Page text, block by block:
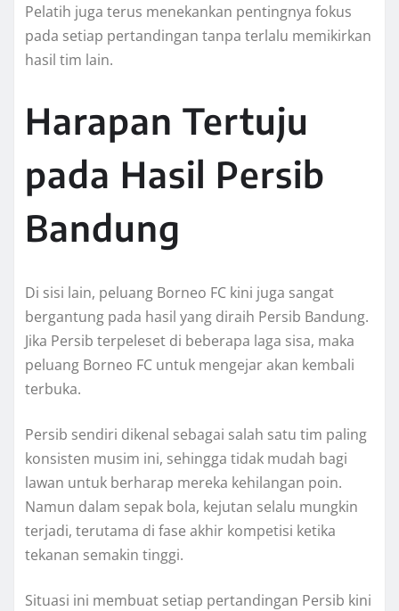
Pelatih juga terus menekankan pentingnya fokus
pada setiap pertandingan tanpa terlalu memikirkan
hasil tim lain.
Harapan Tertuju
pada Hasil Persib
Bandung
Di sisi lain, peluang Borneo FC kini juga sangat
bergantung pada hasil yang diraih Persib Bandung.
Jika Persib terpeleset di beberapa laga sisa, maka
peluang Borneo FC untuk mengejar akan kembali
terbuka.
Persib sendiri dikenal sebagai salah satu tim paling
konsisten musim ini, sehingga tidak mudah bagi
lawan untuk berharap mereka kehilangan poin.
Namun dalam sepak bola, kejutan selalu mungkin
terjadi, terutama di fase akhir kompetisi ketika
tekanan semakin tinggi.
Situasi ini membuat setiap pertandingan Persib kini